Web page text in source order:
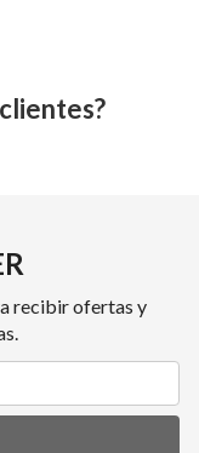
recibir ofertas y